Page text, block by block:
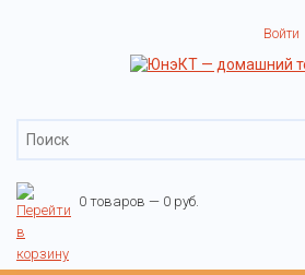
Войти
0 товаров — 0 руб.